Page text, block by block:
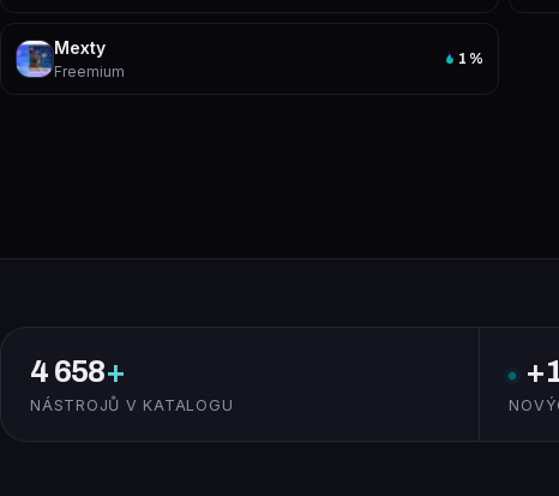
Mexty
Freemium
1 %
4 658+
NÁSTROJŮ V KATALOGU